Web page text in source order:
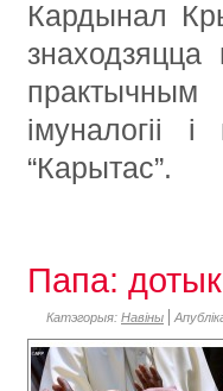
Кардынал
знаходзяцца
практычным
імуналогіі
“Карытас”.
Папа:
Катэгорыя: Навіны